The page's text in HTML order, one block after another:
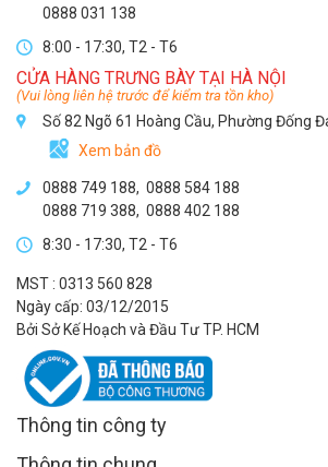
0888 031 138
8:00 - 17:30, T2 - T6
CỬA HÀNG TRƯNG BÀY TẠI HÀ NỘI
(Vui lòng liên hệ trước để kiểm tra tồn kho)
Số 82 Ngõ 61 Hoàng Cầu, Phường Đống
Xem bản đồ
0888 749 188, 0888 584 188
0888 719 388, 0888 402 188
8:30 - 17:30, T2 - T6
MST : 0313 560 828
Ngày cấp: 03/12/2015
Bởi Sở Kế Hoạch và Đầu Tư TP. HCM
Thông tin công ty